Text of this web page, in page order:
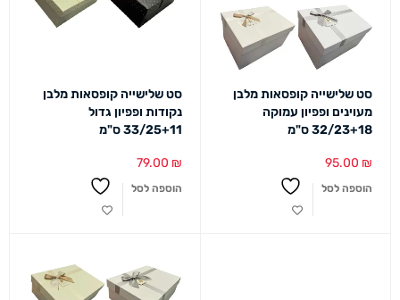
סט שלישייה קופסאות מלבן
מעוינים ופפיון עמוקה
32/23+18 ס"מ
95.00 ₪
הוספה לסל
סט שלישייה קופסאות מלבן
נקודות ופפיון גדול
33/25+11 ס"מ
79.00 ₪
הוספה לסל